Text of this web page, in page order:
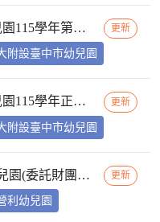
臺中市弘光員工子女非營利幼兒園115學年第二階段正備取名冊 更新
附設臺中市幼兒園
臺中市弘光員工子女非營利幼兒園115學年正取報到名單 更新
附設臺中市幼兒園
115學年度臺中市中山非營利幼兒園(委託財團法人三之三生命教育基金會辦理)第二階段招生正、備取名冊公告暨第三階段招生簡章 更新
利幼兒園